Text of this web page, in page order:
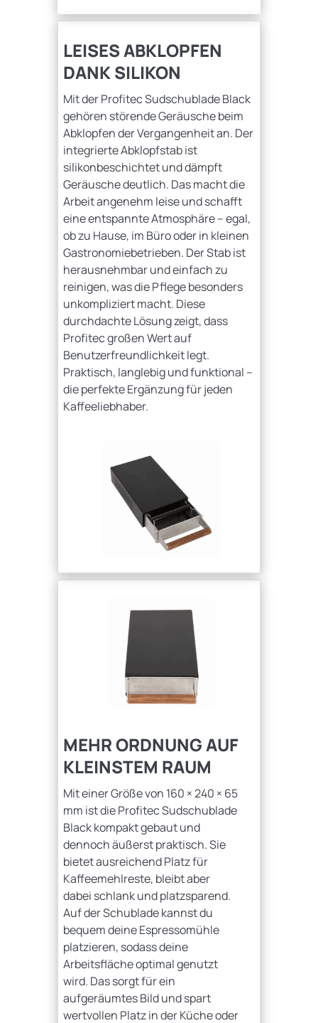
LEISES ABKLOPFEN
DANK SILIKON
Mit der Profitec Sudschublade Black
gehören störende Geräusche beim
Abklopfen der Vergangenheit an. Der
integrierte Abklopfstab ist
silikonbeschichtet und dämpft
Geräusche deutlich. Das macht die
Arbeit angenehm leise und schafft
eine entspannte Atmosphäre – egal,
ob zu Hause, im Büro oder in kleinen
Gastronomiebetrieben. Der Stab ist
herausnehmbar und einfach zu
reinigen, was die Pflege besonders
unkompliziert macht. Diese
durchdachte Lösung zeigt, dass
Profitec großen Wert auf
Benutzerfreundlichkeit legt.
Praktisch, langlebig und funktional –
die perfekte Ergänzung für jeden
Kaffeeliebhaber.
MEHR ORDNUNG AUF
KLEINSTEM RAUM
Mit einer Größe von 160 × 240 × 65
mm ist die Profitec Sudschublade
Black kompakt gebaut und
dennoch äußerst praktisch. Sie
bietet ausreichend Platz für
Kaffeemehlreste, bleibt aber
dabei schlank und platzsparend.
Auf der Schublade kannst du
bequem deine Espressomühle
platzieren, sodass deine
Arbeitsfläche optimal genutzt
wird. Das sorgt für ein
aufgeräumtes Bild und spart
wertvollen Platz in der Küche oder